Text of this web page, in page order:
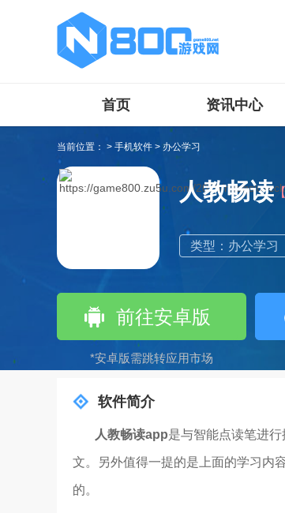
首页 资讯中心
当前位置： > 手机软件 > 办公学习
人教畅读
类型：办公学习
前往安卓版
*安卓版需跳转应用市场
软件简介
人教畅读app是与智能点读笔进
文。另外值得一提的是上面的学习内
的。